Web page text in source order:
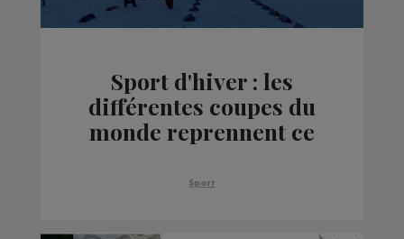
Sport d'hiver : les
différentes coupes du
monde reprennent ce
Sport